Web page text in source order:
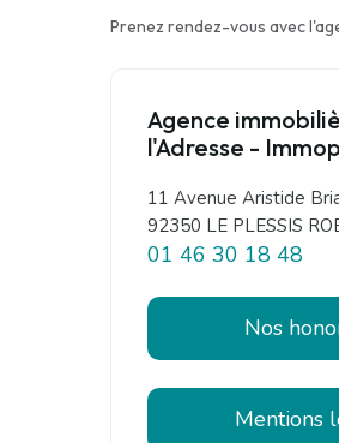
Prenez rendez-vous avec
Agence
l'Adresse -
11 Avenue Aristide
92350 LE PLESSIS
01 46 30 18 48
Nos
Mentions